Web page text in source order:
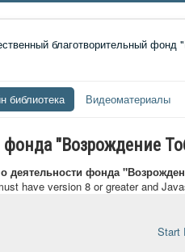
библиотека Видеоматериалы
"Возрождение
деятельности фонда
have version 8 or greater and
Start